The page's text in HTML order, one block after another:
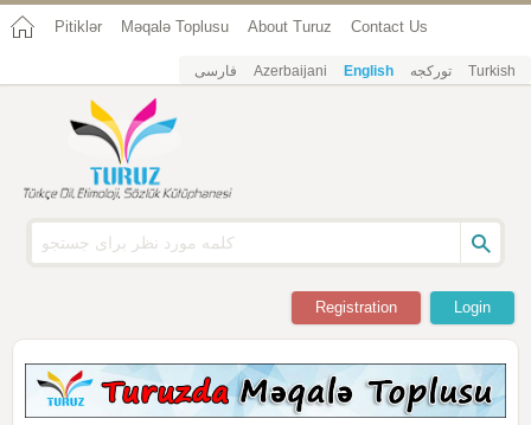
Pitiklər Məqalə Toplusu About Turuz Contact Us
فارسی Azerbaijani English تورکجه Turkish
Login
Registration